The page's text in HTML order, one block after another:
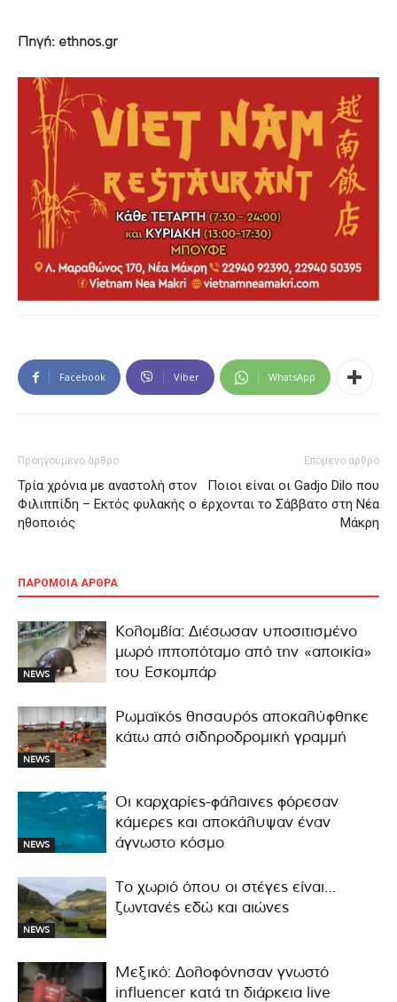
Πηγή: ethnos.gr
Facebook Viber WhatsApp
Προηγούμενο άρθρο
Τρία χρόνια με αναστολή στον
Φιλιππίδη – Εκτός φυλακής ο
ηθοποιός
Επόμενο άρθρο
Ποιοι είναι οι Gadjo Dilo που
έρχονται το Σάββατο στη Νέα
Μάκρη
ΠΑΡΟΜΟΙΑ ΑΡΘΡΑ
NEWS
Κολομβία: Διέσωσαν υποσιτισμένο
μωρό ιπποπόταμο από την «αποικία»
του Εσκομπάρ
NEWS
Ρωμαϊκός θησαυρός αποκαλύφθηκε
κάτω από σιδηροδρομική γραμμή
NEWS
Οι καρχαρίες-φάλαινες φόρεσαν
κάμερες και αποκάλυψαν έναν
άγνωστο κόσμο
NEWS
Το χωριό όπου οι στέγες είναι…
ζωντανές εδώ και αιώνες
Μεξικό: Δολοφόνησαν γνωστό
influencer κατά τη διάρκεια live